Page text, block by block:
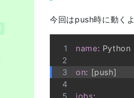
今回はpush時に動く
name:
on: [push]
jobs: